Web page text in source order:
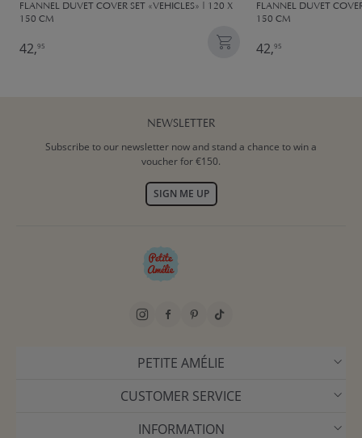
FLANNEL DUVET COVER SET «VEHICLES» | 120 X
150 CM
42,95
FLANNEL DUVET
150 CM
42,95
NEWSLETTER
Subscribe to our newsletter now and stand a chance to win a
voucher for €150.
SIGN ME UP
PETITE AMÉLIE
CUSTOMER SERVICE
INFORMATION